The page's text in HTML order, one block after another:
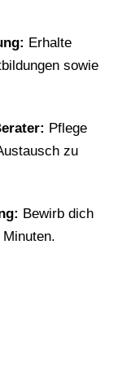
Erhalte
sowie
Pflege
zu
Bewirb dich